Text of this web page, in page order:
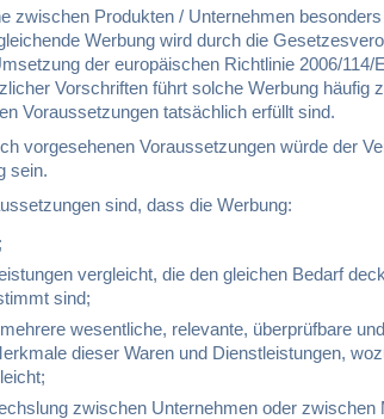
zwischen Produkten / Unternehmen
Werbung wird durch die
der europäischen Richtlinie 2006/114/
Vorschriften führt solche Werbung häufig
Voraussetzungen tatsächlich erfüllt sind.
vorgesehenen Voraussetzungen würde der
sein.
sind, dass die Werbung:
vergleicht, die den gleichen Bedarf
sind;
wesentliche, relevante, überprüfbare und
dieser Waren und Dienstleistungen,
zwischen Unternehmen oder zwischen